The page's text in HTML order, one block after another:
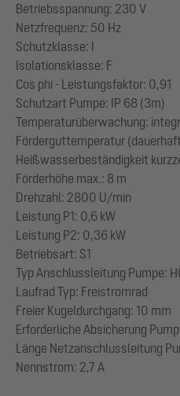
Betriebsspannung: 230 V
Netzfrequenz: 50 Hz
Schutzklasse: I
Isolationsklasse: F
Cos phi - Leistungsfaktor: 0,91
Schutzart Pumpe: IP 68 (3m)
Temperaturüberwachung:
Förderguttemperatur
Heißwasserbeständigkeit
Förderhöhe max.: 8 m
Drehzahl: 2800 U/min
Leistung P1: 0,6 kW
Leistung P2: 0,36 kW
Betriebsart: S1
Typ Anschlussleitung Pumpe:
Laufrad Typ: Freistromrad
Freier Kugeldurchgang: 10 mm
Erforderliche Absicherung
Länge Netzanschlussleitung
Nennstrom: 2,7 A